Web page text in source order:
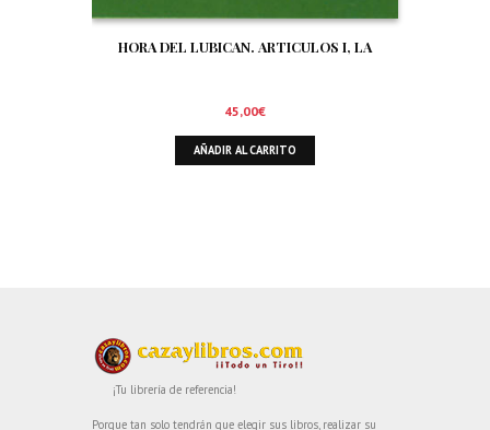
HORA DEL LUBICAN. ARTICULOS I, LA
45,00€
AÑADIR AL CARRITO
¡Tu librería de referencia!
Porque tan solo tendrán que elegir sus libros, realizar su